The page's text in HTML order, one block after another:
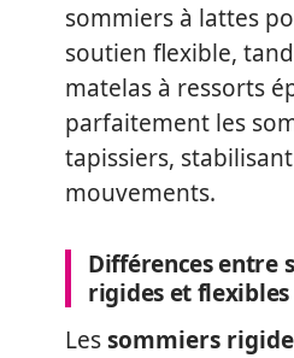
sommiers à lattes
soutien flexible,
matelas à ressorts
parfaitement les
tapissiers,
mouvements.
Différences entre
rigides et flexibles
Lessommiers